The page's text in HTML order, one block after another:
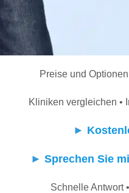
Preise und
Kliniken vergleichen •
►
► Sprechen Sie
Schnelle Antwort